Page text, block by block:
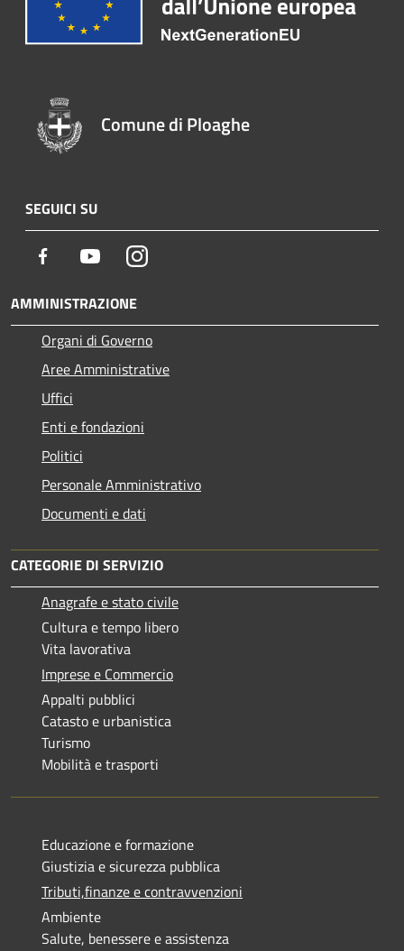
Comune di Ploaghe
SEGUICI SU
Facebook YoutubeInstagram
AMMINISTRAZIONE
Organi di Governo
Aree Amministrative
Uffici
Enti e fondazioni
Politici
Personale Amministrativo
Documenti e dati
CATEGORIE DI SERVIZIO
Anagrafe e stato civile
Cultura e tempo libero
Vita lavorativa
Imprese e Commercio
Appalti pubblici
Catasto e urbanistica
Turismo
Mobilità e trasporti
Educazione e formazione
Giustizia e sicurezza pubblica
Tributi,finanze e contravvenzioni
Ambiente
Salute, benessere e assistenza